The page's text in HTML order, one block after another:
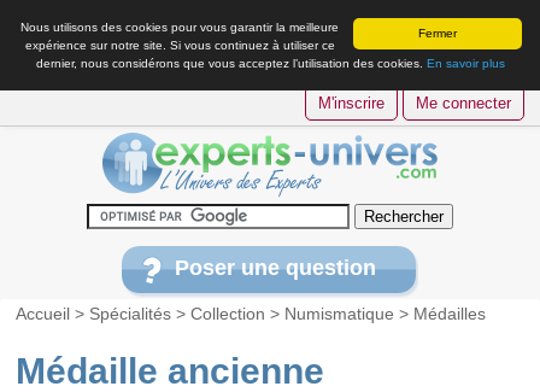
Fermer
Nous utilisons des cookies pour vous garantir la meilleure
expérience sur notre site. Si vous continuez à utiliser ce
dernier, nous considérons que vous acceptez l’utilisation des cookies. En savoir plus
M'inscrire Me connecter
Poser une question
Accueil > Spécialités >Collection > Numismatique > Médailles
Médaille ancienne